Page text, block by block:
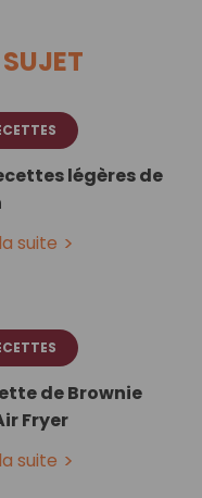
légères de
suite
de Brownie
Fryer
suite